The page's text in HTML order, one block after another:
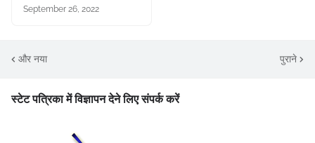
September 26, 2022
और नया पुराने
स्टेट पत्रिका में विज्ञापन देने लिए संपर्क करें